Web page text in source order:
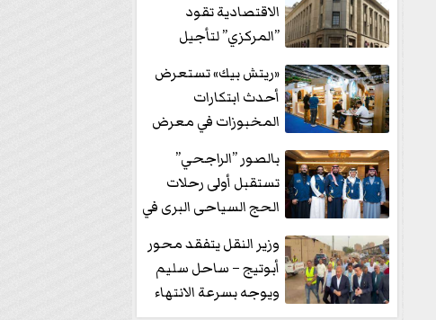
الاقتصادية تقود
”المركزي” لتأجيل
«ريتش بيك» تستعرض
أحدث ابتكارات
المخبوزات في معرض
منتجات...
بالصور ”الراجحي”
تستقبل أولى رحلات
الحج السياحى البرى في
وزير النقل يتفقد محور
أبوتيج – ساحل سليم
ويوجه بسرعة الانتهاء